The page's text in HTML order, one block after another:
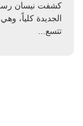
تتسع...